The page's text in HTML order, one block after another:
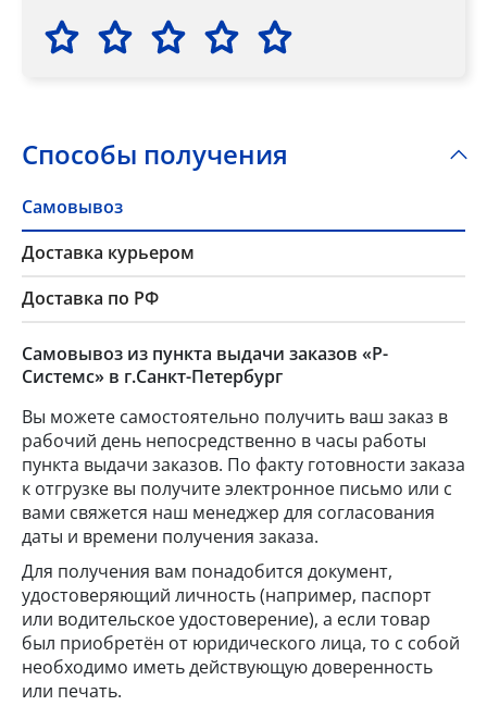
Способы получения
Самовывоз
Доставка курьером
Доставка по РФ
Самовывоз из пункта выдачи заказов «Р-
Системс» в г.Санкт-Петербург
Вы можете самостоятельно получить ваш заказ в
рабочий день непосредственно в часы работы
пункта выдачи заказов. По факту готовности заказа
к отгрузке вы получите электронное письмо или с
вами свяжется наш менеджер для согласования
даты и времени получения заказа.
Для получения вам понадобится документ,
удостоверяющий личность (например, паспорт
или водительское удостоверение), а если товар
был приобретён от юридического лица, то с собой
необходимо иметь действующую доверенность
или печать.